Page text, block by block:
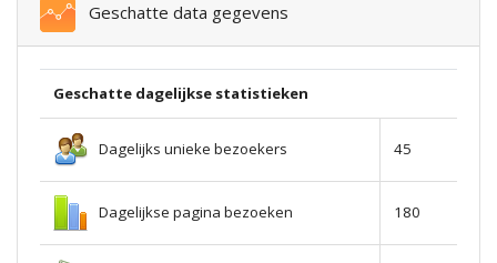
Geschatte data gegevens
Geschatte dagelijkse statistieken
Dagelijks unieke bezoekers 45
Dagelijkse pagina bezoeken 180